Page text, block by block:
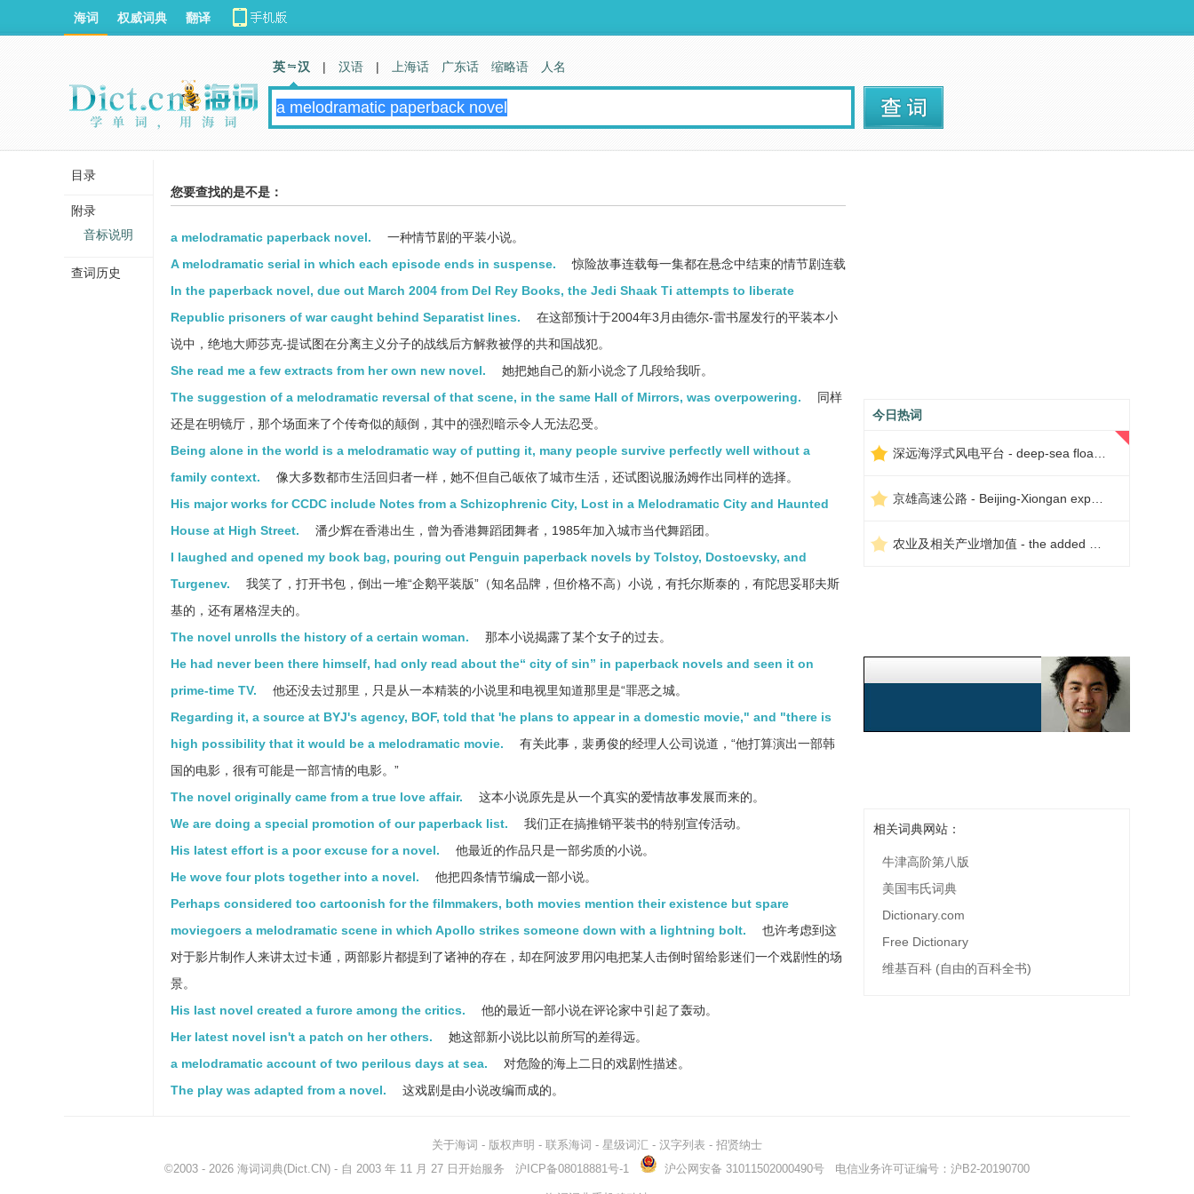
您要查找的是不是：
a melodramatic paperback novel.
一种情节剧的平装小说。
A melodramatic serial in which each episode ends in suspense.
惊险故事连载每一集都在悬念中结束的情节剧连载
In the paperback novel, due out March 2004 from Del Rey Books, the Jedi Shaak Ti attempts to liberate
Republic prisoners of war caught behind Separatist lines.
在这部预计于2004年3月由德尔-雷书屋发行的平装本小
说中，绝地大师莎克-提试图在分离主义分子的战线后方解救被俘的共和国战犯。
She read me a few extracts from her own new novel.
她把她自己的新小说念了几段给我听。
The suggestion of a melodramatic reversal of that scene, in the same Hall of Mirrors, was overpowering.
同样
还是在明镜厅，那个场面来了个传奇似的颠倒，其中的强烈暗示令人无法忍受。
Being alone in the world is a melodramatic way of putting it, many people survive perfectly well without a
family context.
像大多数都市生活回归者一样，她不但自己皈依了城市生活，还试图说服汤姆作出同样的选择。
His major works for CCDC include Notes from a Schizophrenic City, Lost in a Melodramatic City and Haunted
House at High Street.
潘少辉在香港出生，曾为香港舞蹈团舞者，1985年加入城市当代舞蹈团。
I laughed and opened my book bag, pouring out Penguin paperback novels by Tolstoy, Dostoevsky, and
Turgenev.
我笑了，打开书包，倒出一堆“企鹅平装版”（知名品牌，但价格不高）小说，有托尔斯泰的，有陀思妥耶夫斯
基的，还有屠格涅夫的。
The novel unrolls the history of a certain woman.
那本小说揭露了某个女子的过去。
He had never been there himself, had only read about the“ city of sin” in paperback novels and seen it on
prime-time TV.
他还没去过那里，只是从一本精装的小说里和电视里知道那里是“罪恶之城。
Regarding it, a source at BYJ's agency, BOF, told that 'he plans to appear in a domestic movie," and "there is
high possibility that it would be a melodramatic movie.
有关此事，裴勇俊的经理人公司说道，“他打算演出一部韩
国的电影，很有可能是一部言情的电影。”
The novel originally came from a true love affair.
这本小说原先是从一个真实的爱情故事发展而来的。
We are doing a special promotion of our paperback list.
我们正在搞推销平装书的特别宣传活动。
His latest effort is a poor excuse for a novel.
他最近的作品只是一部劣质的小说。
He wove four plots together into a novel.
他把四条情节编成一部小说。
Perhaps considered too cartoonish for the filmmakers, both movies mention their existence but spare
moviegoers a melodramatic scene in which Apollo strikes someone down with a lightning bolt.
也许考虑到这
对于影片制作人来讲太过卡通，两部影片都提到了诸神的存在，却在阿波罗用闪电把某人击倒时留给影迷们一个戏剧性的场
景。
His last novel created a furore among the critics.
他的最近一部小说在评论家中引起了轰动。
Her latest novel isn't a patch on her others.
她这部新小说比以前所写的差得远。
a melodramatic account of two perilous days at sea.
对危险的海上二日的戏剧性描述。
The play was adapted from a novel.
这戏剧是由小说改编而成的。
今日热词
相关词典网站：
牛津高阶第八版
美国韦氏词典
Dictionary.com
Free Dictionary
维基百科 (自由的百科全书)
海词 权威词典 翻译
英 汉 | 汉语 | 上海话 广东话 缩略语 人名
关于海词 - 版权声明 - 联系海词 - 星级词汇 - 汉字列表 - 招贤纳士
©2003 - 2026 海词词典(Dict.CN) - 自 2003 年 11 月 27 日开始服务 沪ICP备08018881号-1 沪公网安备 31011502000490号 电信业务许可证编号：沪B2-20190700
目录
附录
音标说明
查词历史